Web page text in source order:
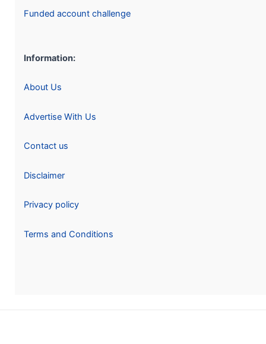
Funded account challenge
Information:
About Us
Advertise With Us
Contact us
Disclaimer
Privacy policy
Terms and Conditions